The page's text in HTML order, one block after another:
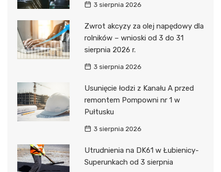
3 sierpnia 2026
Zwrot akcyzy za olej napędowy dla
rolników – wnioski od 3 do 31
sierpnia 2026 r.
3 sierpnia 2026
Usunięcie łodzi z Kanału A przed
remontem Pompowni nr 1 w
Pułtusku
3 sierpnia 2026
Utrudnienia na DK61 w Łubienicy-
Superunkach od 3 sierpnia